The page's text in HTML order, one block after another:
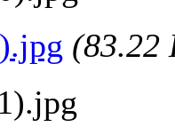
(83.22